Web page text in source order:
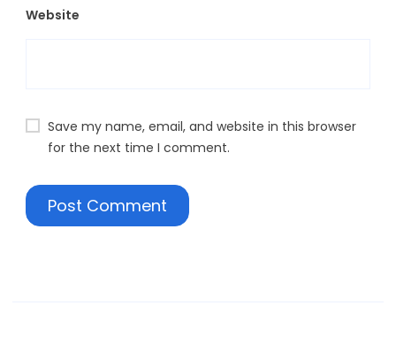
Website
Save my name, email, and website in this browser
for the next time I comment.